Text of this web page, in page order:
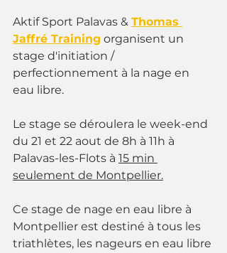
Aktif Sport Palavas & Thomas
Jaffré Training organisent un
stage d'initiation /
perfectionnement à la nage en
eau libre.
Le stage se déroulera le week-end
du 21 et 22 aout de 8h à 11h à
Palavas-les-Flots à 15 min
seulement de Montpellier.
Ce stage de nage en eau libre à
Montpellier est destiné à tous les
triathlètes, les nageurs en eau libre